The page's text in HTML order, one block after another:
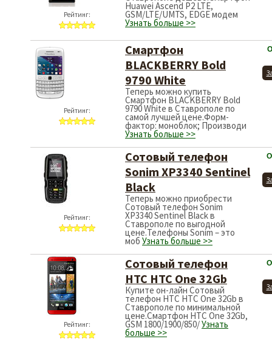
Рейтинг:
Huawei Ascend P2 LTE,
GSM/LTE/UMTS, EDGE модем
Узнать больше >>
Рейтинг:
Смартфон
BLACKBERRY Bold
9790 White
Теперь можно купить
Смартфон BLACKBERRY Bold
9790 White в Ставрополе по
самой лучшей цене.Форм-
фактор: моноблок; Производи
Узнать больше >>
Рейтинг:
Сотовый телефон
Sonim XP3340 Sentinel
Black
Теперь можно приобрести
Сотовый телефон Sonim
XP3340 Sentinel Black в
Ставрополе по выгодной
цене.Телефоны Sonim – это
моб Узнать больше >>
Рейтинг:
Сотовый телефон
HTC HTC One 32Gb
Купите он-лайн Сотовый
телефон HTC HTC One 32Gb в
Ставрополе по минимальной
цене.Смартфон HTC One 32Gb,
GSM 1800/1900/850/Узнать
больше >>